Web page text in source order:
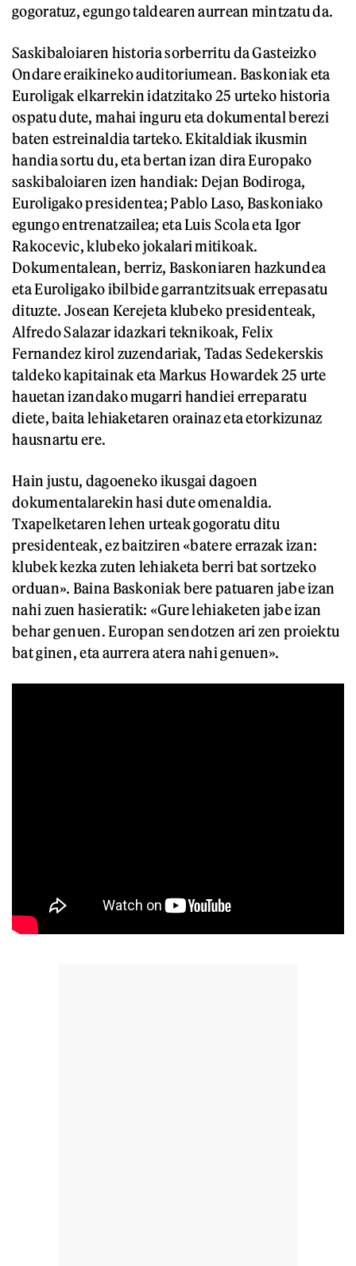
gogoratuz, egungo taldearen aurrean mintzatu da.
Saskibaloiaren historia sorberritu da Gasteizko
Ondare eraikineko auditoriumean. Baskoniak eta
Euroligak elkarrekin idatzitako 25 urteko historia
ospatu dute, mahai inguru eta dokumental berezi
baten estreinaldia tarteko. Ekitaldiak ikusmin
handia sortu du, eta bertan izan dira Europako
saskibaloiaren izen handiak: Dejan Bodiroga,
Euroligako presidentea; Pablo Laso, Baskoniako
egungo entrenatzailea; eta Luis Scola eta Igor
Rakocevic, klubeko jokalari mitikoak.
Dokumentalean, berriz, Baskoniaren hazkundea
eta Euroligako ibilbide garrantzitsuak errepasatu
dituzte. Josean Kerejeta klubeko presidenteak,
Alfredo Salazar idazkari teknikoak, Felix
Fernandez kirol zuzendariak, Tadas Sedekerskis
taldeko kapitainak eta Markus Howardek 25 urte
hauetan izandako mugarri handiei erreparatu
diete, baita lehiaketaren orainaz eta etorkizunaz
hausnartu ere.
Hain justu, dagoeneko ikusgai dagoen
dokumentalarekin hasi dute omenaldia.
Txapelketaren lehen urteak gogoratu ditu
presidenteak, ez baitziren «batere errazak izan:
klubek kezka zuten lehiaketa berri bat sortzeko
orduan». Baina Baskoniak bere patuaren jabe izan
nahi zuen hasieratik: «Gure lehiaketen jabe izan
behar genuen. Europan sendotzen ari zen proiektu
bat ginen, eta aurrera atera nahi genuen».